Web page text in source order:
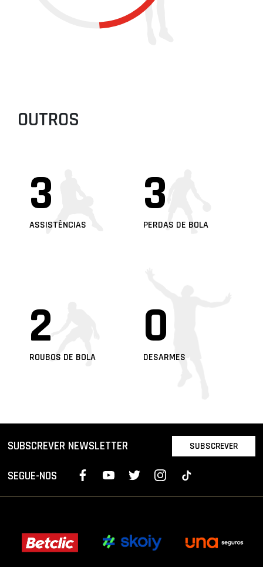
OUTROS
3
ASSISTÊNCIAS
3
PERDAS DE BOLA
2
ROUBOS DE BOLA
0
DESARMES
SUBSCREVER NEWSLETTER SUBSCREVER
SEGUE-NOS